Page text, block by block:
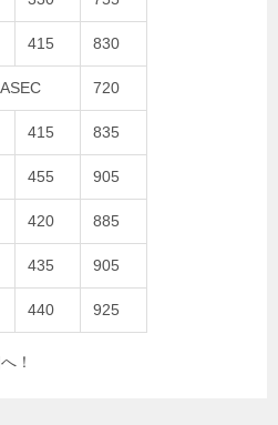
415 830
720
415 835
455 905
420 885
435 905
440 925
！